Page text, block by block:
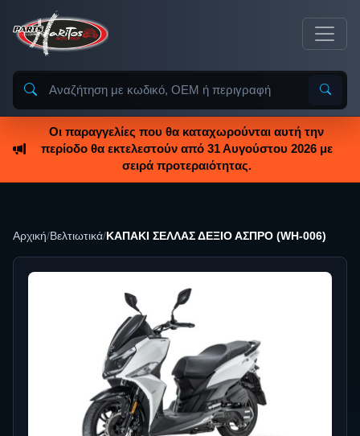
Οι παραγγελίες που θα καταχωρούνται αυτή την
περίοδο θα εκτελεστούν από 31 Αυγούστου 2026 με
σειρά προτεραιότητας.
Αρχική/Βελτιωτικά/ ΚΑΠΑΚΙ ΣΕΛΛΑΣ ΔΕΞΙΟ ΑΣΠΡΟ (WH-006)